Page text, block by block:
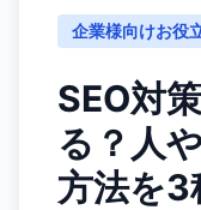
企業様向けお役
SEO対
る？人
方法を3